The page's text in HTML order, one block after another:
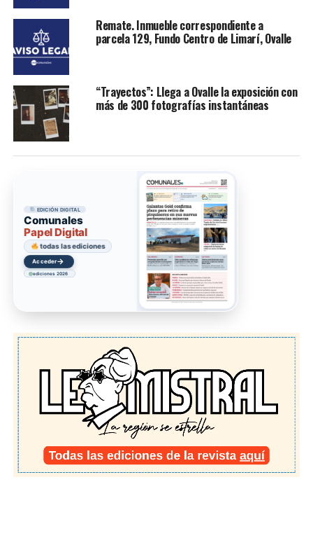
Remate. Inmueble correspondiente a
parcela 129, Fundo Centro de Limarí, Ovalle
“Trayectos”: Llega a Ovalle la exposición con
más de 300 fotografías instantáneas
EDICIÓN DIGITAL
Comunales
Papel Digital
todas las ediciones
Acceder→
ediciones 2026